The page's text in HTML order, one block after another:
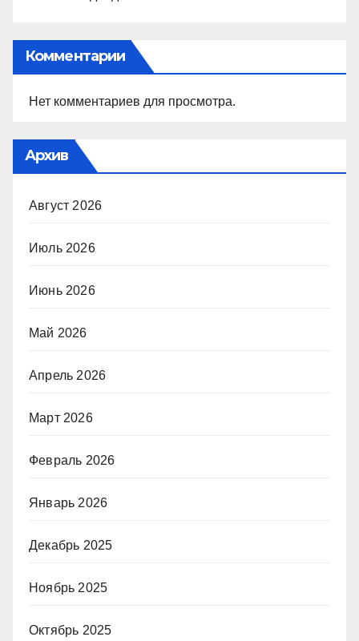
Комментарии
Нет комментариев для просмотра.
Архив
Август 2026
Июль 2026
Июнь 2026
Май 2026
Апрель 2026
Март 2026
Февраль 2026
Январь 2026
Декабрь 2025
Ноябрь 2025
Октябрь 2025